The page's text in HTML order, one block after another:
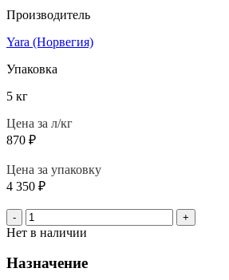
Производитель
Yara (Норвегия)
Упаковка
5 кг
Цена за л/кг
870 ₽
Цена за упаковку
4 350 ₽
- +
Нет в наличии
Назначение